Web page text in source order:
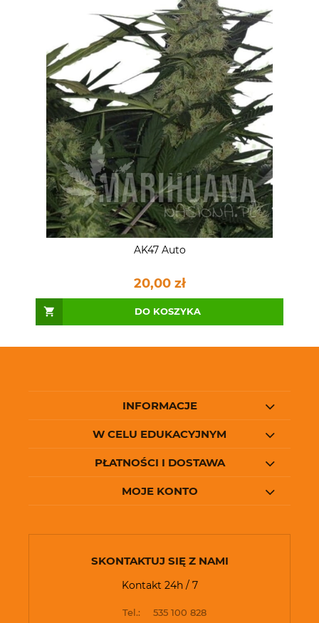
AK47 Auto
20,00 zł
DO KOSZYKA
INFORMACJE
W CELU EDUKACYJNYM
PŁATNOŚCI I DOSTAWA
MOJE KONTO
SKONTAKTUJ SIĘ Z NAMI
Kontakt 24h / 7
Tel.: 535 100 828